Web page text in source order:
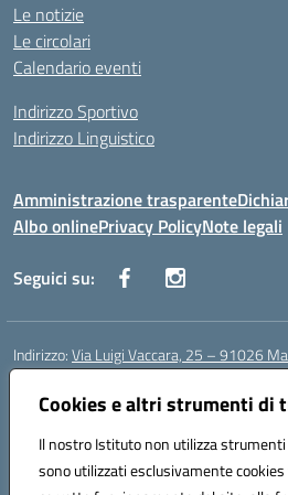
Cookies e altri strumenti di
Il nostro Istituto non utilizza
sono utilizzati esclusivamente
Le notizie
Le circolari
Calendario eventi
Indirizzo Sportivo
Indirizzo Linguistico
Amministrazione trasparente
Albo onlinePrivacy PolicyNote legali
Seguici su:
Indirizzo:Via Luigi Vaccara, 25 – 91026
Centralino:
Posta elettronica certificata (PEC):
Codice fiscale: 91036660818
Codice meccanografico:tpic843007
Codice Indice delle Pubbliche